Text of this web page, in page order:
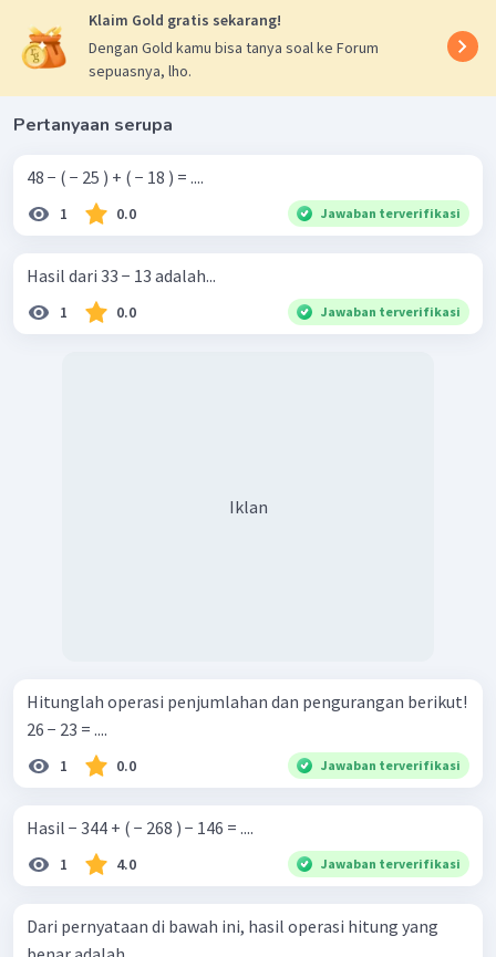
Klaim Gold gratis sekarang!
Dengan Gold kamu bisa tanya soal ke Forum
sepuasnya, lho.
Pertanyaan serupa
48 − ( − 25 ) + ( − 18 ) = ....
1 0.0 Jawaban terverifikasi
Hasil dari 33 − 13 adalah...
1 0.0 Jawaban terverifikasi
Iklan
Hitunglah operasi penjumlahan dan pengurangan berikut!
26 − 23 = ....
1 0.0 Jawaban terverifikasi
Hasil − 344 + ( − 268 ) − 146 = ....
1 4.0 Jawaban terverifikasi
Dari pernyataan di bawah ini, hasil operasi hitung yang